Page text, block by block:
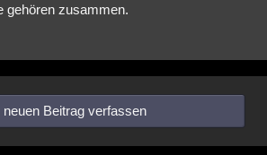
gehören zusammen.
neuen Beitrag verfassen